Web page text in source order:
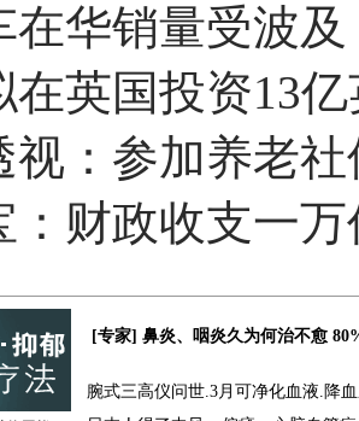
在华销量受波
在英国投资13
视：参加养老
：财政收支一
[专家] 鼻炎、咽炎久为何治不愈
腕式三高仪问世.3月可净化血液.降